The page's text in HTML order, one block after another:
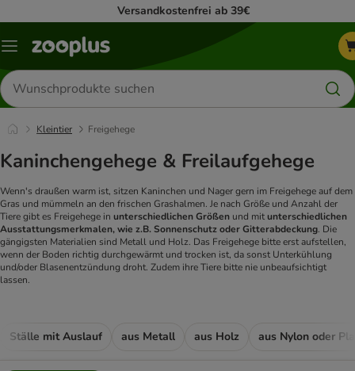
Versandkostenfrei ab 39€
Menü
Produkte
suchen
Kleintier Freigehege
Kaninchengehege & Freilaufgehege
Wenn's draußen warm ist, sitzen Kaninchen und Nager gern im Freigehege auf dem
Gras und mümmeln an den frischen Grashalmen. Je nach Größe und Anzahl der
Tiere gibt es Freigehege in unterschiedlichen Größen und mitunterschiedlichen
Ausstattungsmerkmalen, wie z.B. Sonnenschutz oder Gitterabdeckung. Die
gängigsten Materialien sind Metall und Holz. Das Freigehege bitte erst aufstellen,
wenn der Boden richtig durchgewärmt und trocken ist, da sonst Unterkühlung
und/oder Blasenentzündung droht. Zudem ihre Tiere bitte nie unbeaufsichtigt
lassen.
Ställe mit Auslauf aus Metall aus Holz aus Nylon oder